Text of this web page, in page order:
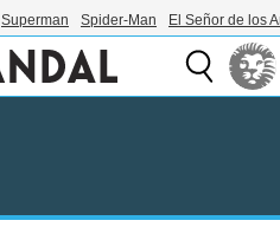
Superman Spider-Man El Señor de los